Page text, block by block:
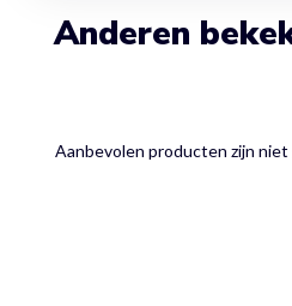
Anderen
Aanbevolen producten zijn niet